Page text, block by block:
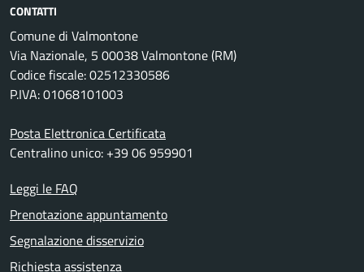
CONTATTI
Comune di Valmontone
Via Nazionale, 5 00038 Valmontone (RM)
Codice fiscale: 02512330586
P.IVA: 01068101003
Posta Elettronica Certificata
Centralino unico: +39 06 959901
Leggi le FAQ
Prenotazione appuntamento
Segnalazione disservizio
Richiesta assistenza